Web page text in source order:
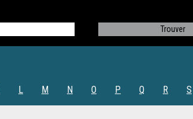
L M N O P Q R S